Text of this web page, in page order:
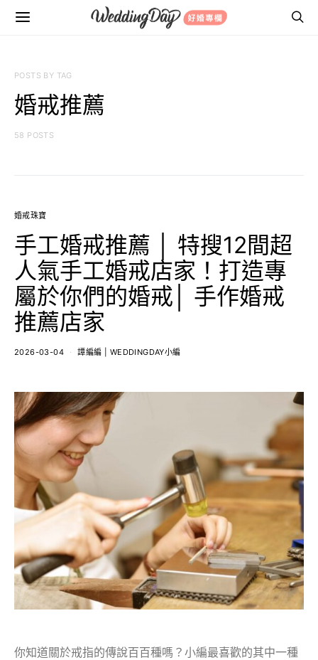
POSTS BY TAG
婚戒推薦
58 POSTS
婚戒珠寶
手工婚戒推薦 │ 特搜12間超
人氣手工婚戒店家！打造專
屬於你們的婚戒│ 手作婚戒
推薦店家
2026-03-04 譚編編 | WEDDINGDAY小編
你知道關於戒指的傳說百百種嗎？小編最喜歡的其中一種